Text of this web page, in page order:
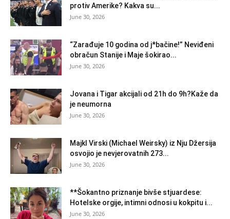
protiv Amerike? Kakva su...
June 30, 2026
“Zarađuje 10 godina od j*bačine!” Neviđeni
obračun Stanije i Maje šokirao...
June 30, 2026
Jovana i Tigar akcijali od 21h do 9h?Kaže da
je neumorna
June 30, 2026
Majkl Virski (Michael Weirsky) iz Nju Džersija
osvojio je nevjerovatnih 273...
June 30, 2026
**Šokantno priznanje bivše stjuardese:
Hotelske orgije, intimni odnosi u kokpitu i...
June 30, 2026